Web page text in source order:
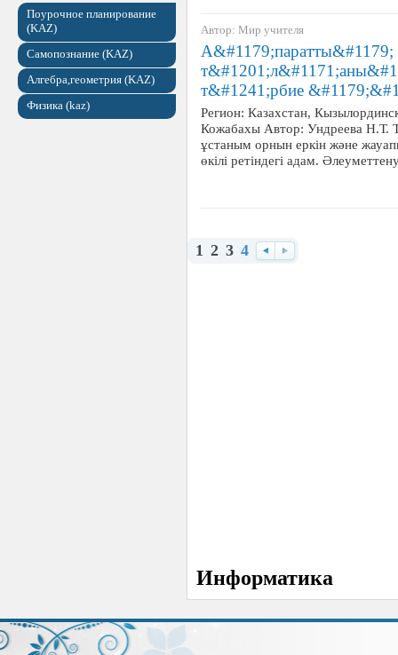
Поурочное планирование
(KAZ)
Самопознание (KAZ)
Алгебра,геометрия (KAZ)
Физика (kaz)
Автор: Мир учителя
А&#1179;паратты&#1179;
т&#1241;рбие
Регион: Казахстан,
Кожабахы Автор: Ундреева Н.Т.
ұстаным орнын еркін және
өкілі ретіндегі адам.
1 2 3 4
Информатика